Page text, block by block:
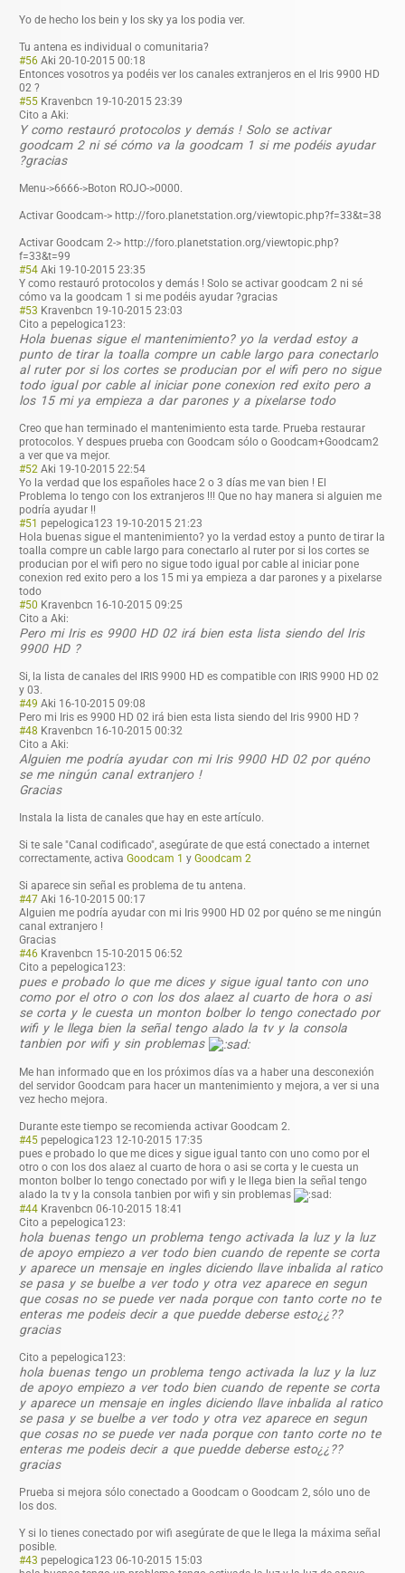
Yo de hecho los bein y los sky ya los podia ver.
Tu antena es individual o comunitaria?
#56 Aki 20-10-2015 00:18
Entonces vosotros ya podéis ver los canales extranjeros en el Iris 9900 HD
02 ?
#55 Kravenbcn 19-10-2015 23:39
Cito a Aki:
Y como restauró protocolos y demás ! Solo se activar
goodcam 2 ni sé cómo va la goodcam 1 si me podéis ayudar
?gracias
Menu->6666->Boton ROJO->0000.
Activar Goodcam-> http://foro.planetstation.org/viewtopic.php?f=33&t=38
Activar Goodcam 2-> http://foro.planetstation.org/viewtopic.php?
f=33&t=99
#54 Aki 19-10-2015 23:35
Y como restauró protocolos y demás ! Solo se activar goodcam 2 ni sé
cómo va la goodcam 1 si me podéis ayudar ?gracias
#53 Kravenbcn 19-10-2015 23:03
Cito a pepelogica123:
Hola buenas sigue el mantenimiento? yo la verdad estoy a
punto de tirar la toalla compre un cable largo para conectarlo
al ruter por si los cortes se producian por el wifi pero no sigue
todo igual por cable al iniciar pone conexion red exito pero a
los 15 mi ya empieza a dar parones y a pixelarse todo
Creo que han terminado el mantenimiento esta tarde. Prueba restaurar
protocolos. Y despues prueba con Goodcam sólo o Goodcam+Goodcam2
a ver que va mejor.
#52 Aki 19-10-2015 22:54
Yo la verdad que los españoles hace 2 o 3 días me van bien ! El
Problema lo tengo con los extranjeros !!! Que no hay manera si alguien me
podría ayudar !!
#51 pepelogica123 19-10-2015 21:23
Hola buenas sigue el mantenimiento? yo la verdad estoy a punto de tirar la
toalla compre un cable largo para conectarlo al ruter por si los cortes se
producian por el wifi pero no sigue todo igual por cable al iniciar pone
conexion red exito pero a los 15 mi ya empieza a dar parones y a pixelarse
todo
#50 Kravenbcn 16-10-2015 09:25
Cito a Aki:
Pero mi Iris es 9900 HD 02 irá bien esta lista siendo del Iris
9900 HD ?
Si, la lista de canales del IRIS 9900 HD es compatible con IRIS 9900 HD 02
y 03.
#49 Aki 16-10-2015 09:08
Pero mi Iris es 9900 HD 02 irá bien esta lista siendo del Iris 9900 HD ?
#48 Kravenbcn 16-10-2015 00:32
Cito a Aki:
Alguien me podría ayudar con mi Iris 9900 HD 02 por quéno
se me ningún canal extranjero !
Gracias
Instala la lista de canales que hay en este artículo.
Si te sale "Canal codificado", asegúrate de que está conectado a internet
correctamente, activaGoodcam 1 yGoodcam 2
Si aparece sin señal es problema de tu antena.
#47 Aki 16-10-2015 00:17
Alguien me podría ayudar con mi Iris 9900 HD 02 por quéno se me ningún
canal extranjero !
Gracias
#46 Kravenbcn 15-10-2015 06:52
Cito a pepelogica123:
pues e probado lo que me dices y sigue igual tanto con uno
como por el otro o con los dos alaez al cuarto de hora o asi
se corta y le cuesta un monton bolber lo tengo conectado por
wifi y le llega bien la señal tengo alado la tv y la consola
tanbien por wifi y sin problemas
Me han informado que en los próximos días va a haber una desconexión
del servidor Goodcam para hacer un mantenimiento y mejora, a ver si una
vez hecho mejora.
Durante este tiempo se recomienda activar Goodcam 2.
#45 pepelogica123 12-10-2015 17:35
pues e probado lo que me dices y sigue igual tanto con uno como por el
otro o con los dos alaez al cuarto de hora o asi se corta y le cuesta un
monton bolber lo tengo conectado por wifi y le llega bien la señal tengo
alado la tv y la consola tanbien por wifi y sin problemas
#44 Kravenbcn 06-10-2015 18:41
Cito a pepelogica123:
hola buenas tengo un problema tengo activada la luz y la luz
de apoyo empiezo a ver todo bien cuando de repente se corta
y aparece un mensaje en ingles diciendo llave inbalida al ratico
se pasa y se buelbe a ver todo y otra vez aparece en segun
que cosas no se puede ver nada porque con tanto corte no te
enteras me podeis decir a que puedde deberse esto¿¿??
gracias
Cito a pepelogica123:
hola buenas tengo un problema tengo activada la luz y la luz
de apoyo empiezo a ver todo bien cuando de repente se corta
y aparece un mensaje en ingles diciendo llave inbalida al ratico
se pasa y se buelbe a ver todo y otra vez aparece en segun
que cosas no se puede ver nada porque con tanto corte no te
enteras me podeis decir a que puedde deberse esto¿¿??
gracias
Prueba si mejora sólo conectado a Goodcam o Goodcam 2, sólo uno de
los dos.
Y si lo tienes conectado por wifi asegúrate de que le llega la máxima señal
posible.
#43 pepelogica123 06-10-2015 15:03